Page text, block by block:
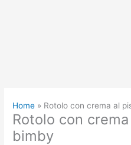
Home Rotolo con crema al
Rotolo con
bimby